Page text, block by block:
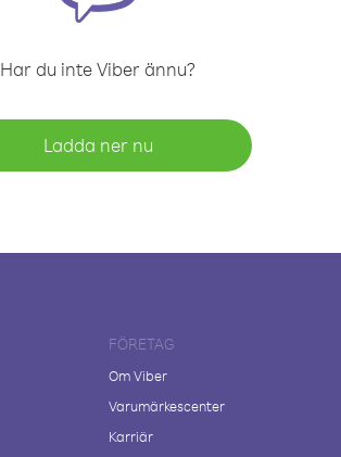
Har du inte Viber ännu?
Ladda ner nu
FÖRETAG
Om Viber
Varumärkescenter
Karriär